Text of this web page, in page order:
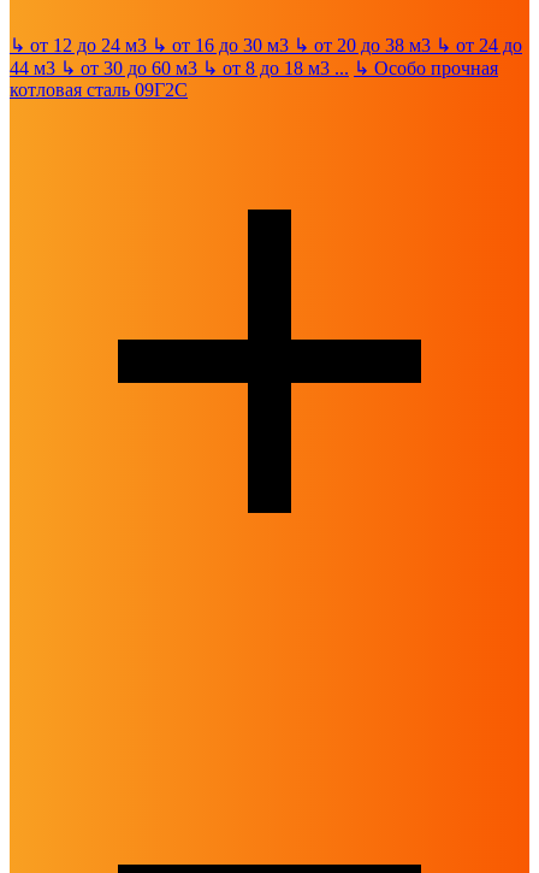
↳ от 12 до 24 м3 ↳ от 16 до 30 м3 ↳ от 20 до 38 м3 ↳ от 24 до
44 м3 ↳ от 30 до 60 м3 ↳ от 8 до 18 м3 ... ↳ Особо прочная
котловая сталь 09Г2С